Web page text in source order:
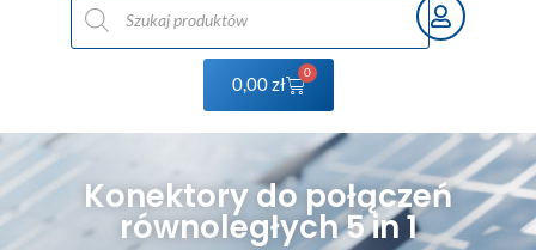
0,00zł
0
Konektory do połączeń
równoległych 5 in 1